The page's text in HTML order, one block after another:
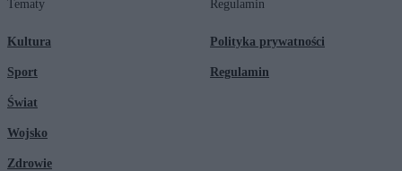
Tematy
Kultura
Sport
Świat
Wojsko
Zdrowie
Regulamin
Polityka prywatności
Regulamin